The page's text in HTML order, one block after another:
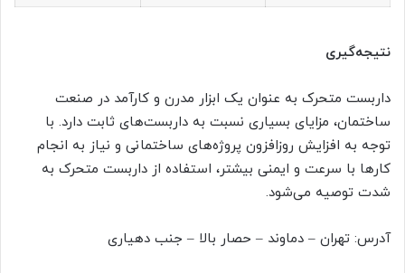
نتیجه‌گیری
داربست متحرک به عنوان یک ابزار مدرن و کارآمد در صنعت
ساختمان، مزایای بسیاری نسبت به داربست‌های ثابت دارد. با
توجه به افزایش روزافزون پروژه‌های ساختمانی و نیاز به انجام
کارها با سرعت و ایمنی بیشتر، استفاده از داربست متحرک به
شدت توصیه می‌شود.
آدرس: تهران – دماوند – حصار بالا – جنب دهیاری